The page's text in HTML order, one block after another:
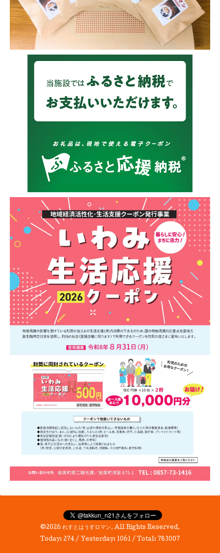
©2026 れすとはうすロマン. All Rights Reserved.
Today: 274 / Yesterday: 1061 / Total: 783007